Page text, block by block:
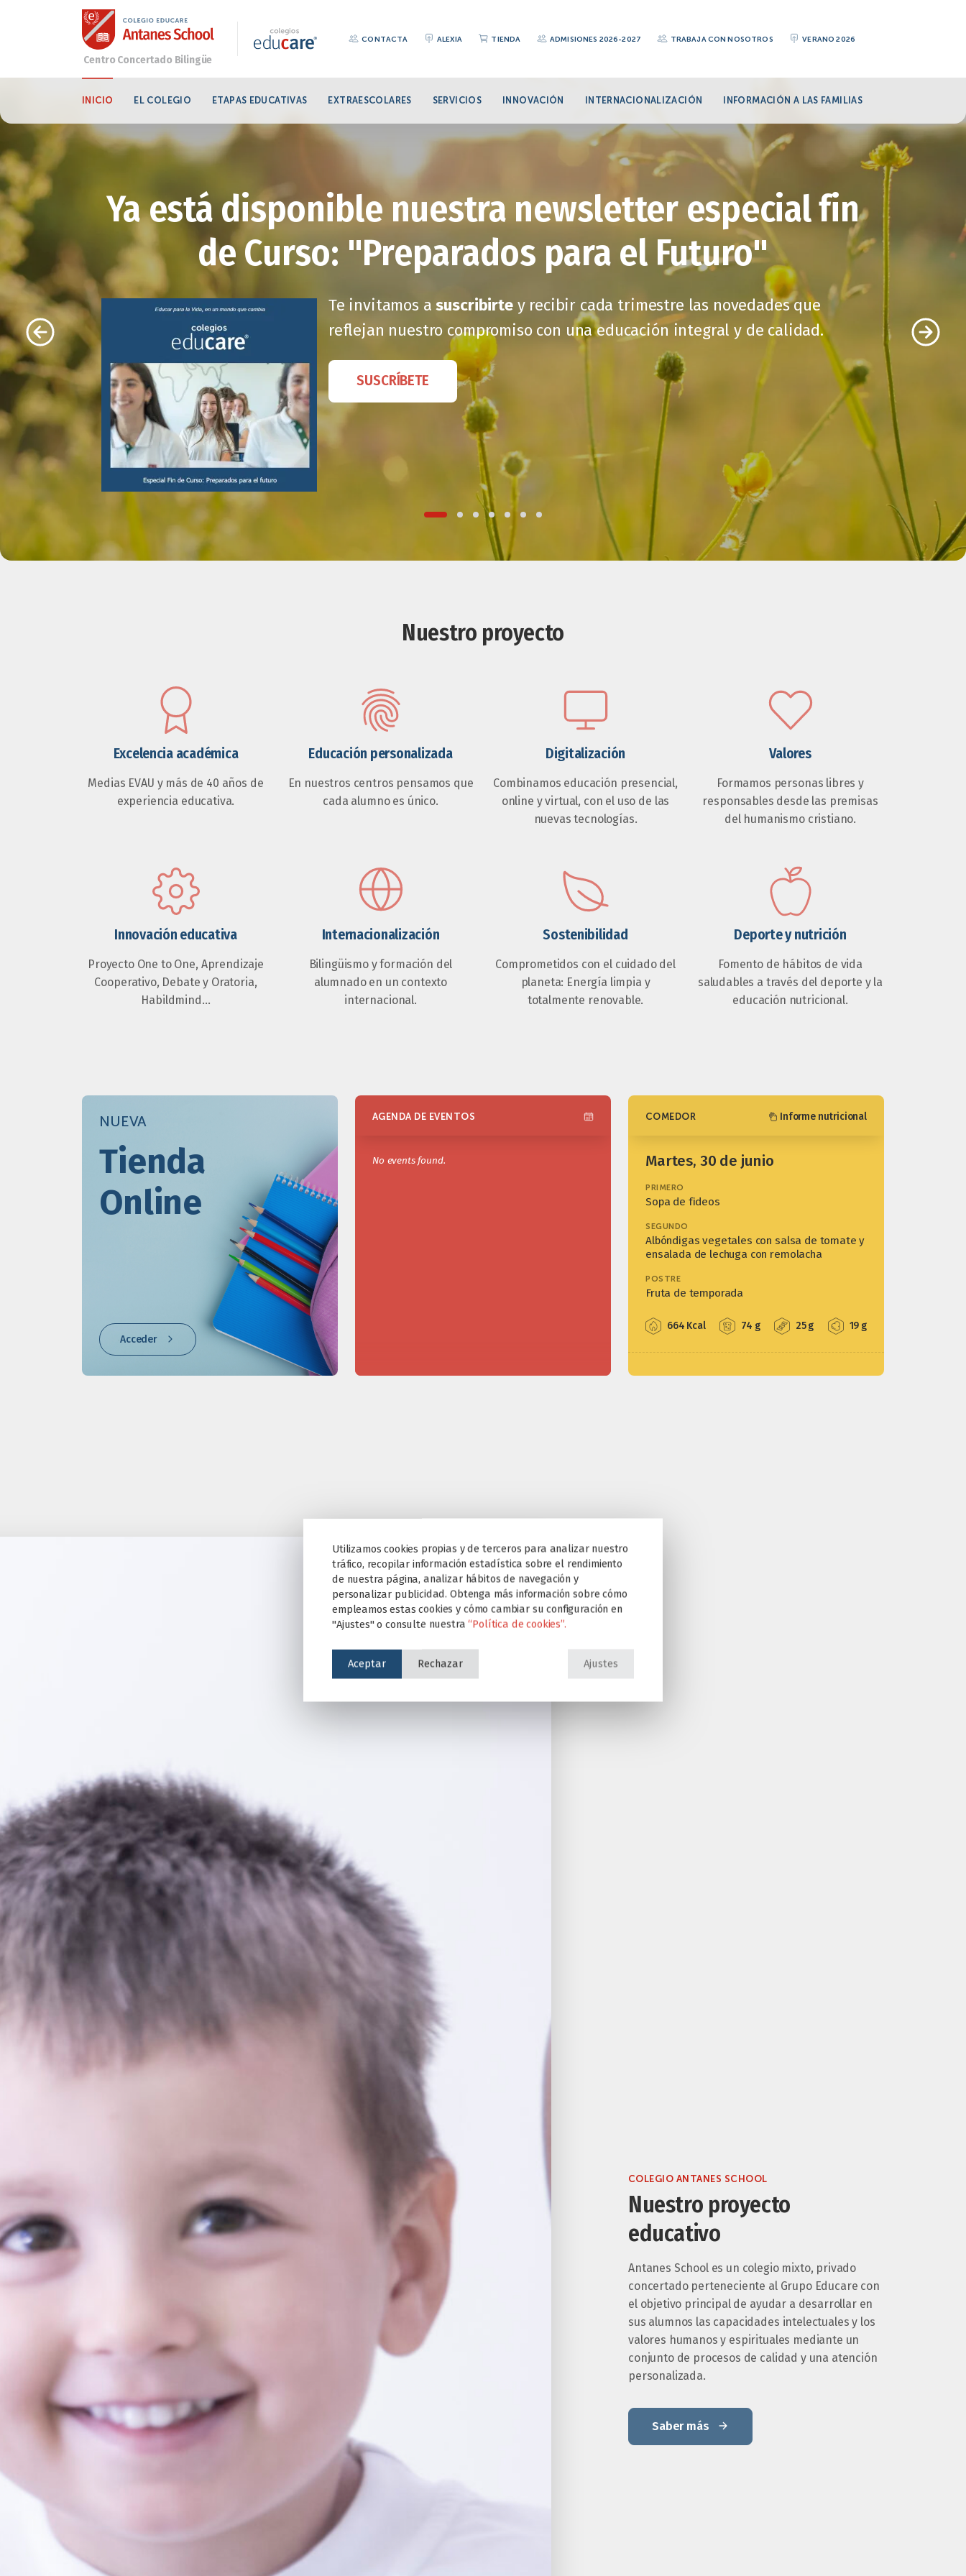
CONTACTA ALEXIA TIENDA ADMISIONES 2026-2027 TRABAJA CON NOSOTROS VERANO 2026
INICIO EL COLEGIO ETAPAS EDUCATIVAS EXTRAESCOLARES SERVICIOS INNOVACIÓN INTERNACIONALIZACIÓN INFORMACIÓN A LAS FAMILIAS
Ya está disponible nuestra newsletter especial fin
de Curso: "Preparados para el Futuro"
Te invitamos asuscribirtey recibir cada trimestre las novedades que
reflejan nuestro compromiso con una educación integral y de calidad.
SUSCRÍBETE
Nuestro proyecto
Excelencia académica
Medias EVAU y más de 40 años de
experiencia educativa.
Educación personalizada
En nuestros centros pensamos que
cada alumno es único.
Digitalización
Combinamos educación presencial,
online y virtual, con el uso de las
nuevas tecnologías.
Valores
Formamos personas libres y
responsables desde las premisas
del humanismo cristiano.
Innovación educativa
Proyecto One to One, Aprendizaje
Cooperativo, Debate y Oratoria,
Habildmind…
Internacionalización
Bilingüismo y formación del
alumnado en un contexto
internacional.
Sostenibilidad
Comprometidos con el cuidado del
planeta: Energía limpia y
totalmente renovable.
Deporte y nutrición
Fomento de hábitos de vida
saludables a través del deporte y la
educación nutricional.
NUEVA
Tienda
Online
Acceder
AGENDA DE EVENTOS
No events found.
COMEDOR Informe nutricional
martes, 30 de junio
PRIMERO
Sopa de fideos
SEGUNDO
Albóndigas vegetales con salsa de tomate y
ensalada de lechuga con remolacha
POSTRE
Fruta de temporada
664 Kcal 74 g 25 g 19 g
COLEGIO ANTANES SCHOOL
Nuestro proyecto
educativo
Antanes School es un colegio mixto, privado
concertado perteneciente al Grupo Educare con
el objetivo principal de ayudar a desarrollar en
sus alumnos las capacidades intelectuales y los
valores humanos y espirituales mediante un
conjunto de procesos de calidad y una atención
personalizada.
Saber más
Utilizamos cookies propias y de terceros para analizar nuestro
tráfico, recopilar información estadística sobre el rendimiento
de nuestra página, analizar hábitos de navegación y
personalizar publicidad. Obtenga más información sobre cómo
empleamos estas cookies y cómo cambiar su configuración en
"Ajustes" o consulte nuestra“Política de cookies”.
Aceptar Rechazar Ajustes